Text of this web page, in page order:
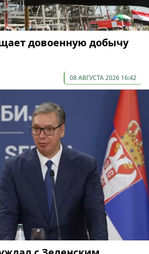
довоенную добычу
08 АВГУСТА 2026 16:42